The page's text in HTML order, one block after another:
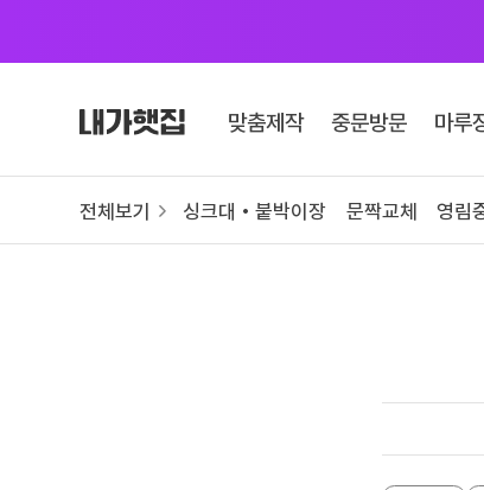
맞춤제작 중문방문 마루
전체보기 싱크대 • 붙박이장 문짝교체 영림
카테고리 자세